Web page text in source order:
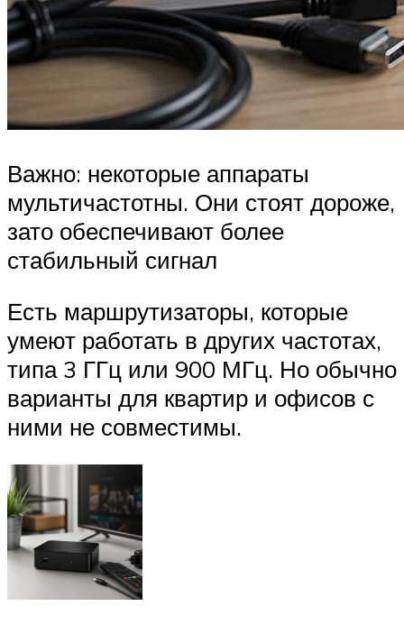
Важно: некоторые аппараты
мультичастотны. Они стоят дороже,
зато обеспечивают более
стабильный сигнал
Есть маршрутизаторы, которые
умеют работать в других частотах,
типа 3 ГГц или 900 МГц. Но обычно
варианты для квартир и офисов с
ними не совместимы.